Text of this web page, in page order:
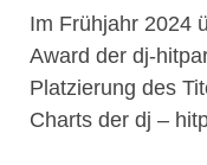
Im Frühjahr 2024
Award der dj-
Platzierung des
Charts der dj –